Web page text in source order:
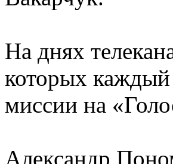
На днях
которых каждый
миссии на
Александр